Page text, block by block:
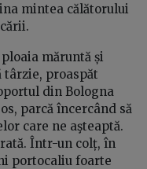
mintea călătorului
măruntă și
târzie, proaspăt
din Bologna
parcă încercând să
care ne aşteaptă.
Într-un colț, în
portocaliu foarte